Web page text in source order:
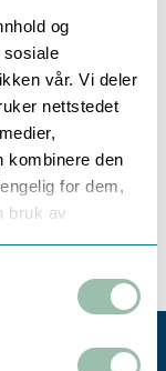
og
sosiale
vår. Vi deler
nettstedet
kombinere den
for dem,
bruk av